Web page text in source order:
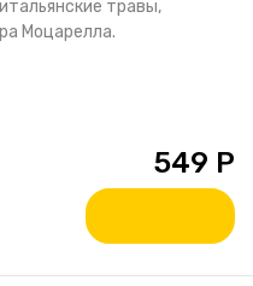
травы,
Моцарелла.
549 Р